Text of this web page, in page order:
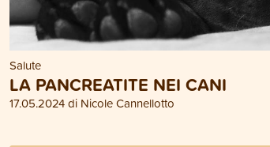
Salute
LA PANCREATITE NEI CANI
17.05.2024 di Nicole Cannellotto